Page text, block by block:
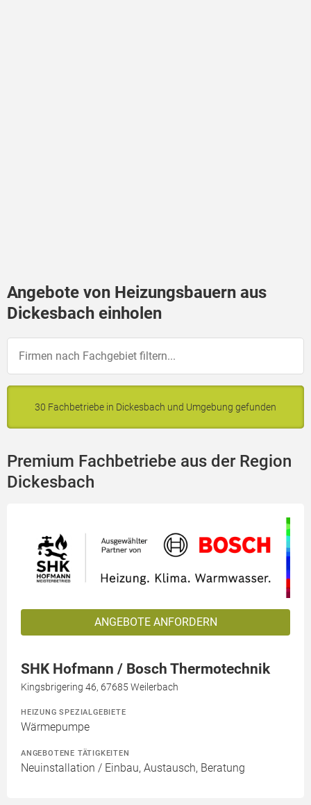
Angebote von Heizungsbauern aus
Dickesbach einholen
30 Fachbetriebe in Dickesbach und Umgebung gefunden
Premium Fachbetriebe aus der Region
Dickesbach
ANGEBOTE ANFORDERN
SHK Hofmann / Bosch Thermotechnik
Kingsbrigering 46, 67685 Weilerbach
HEIZUNG SPEZIALGEBIETE
Wärmepumpe
ANGEBOTENE TÄTIGKEITEN
Neuinstallation / Einbau, Austausch, Beratung